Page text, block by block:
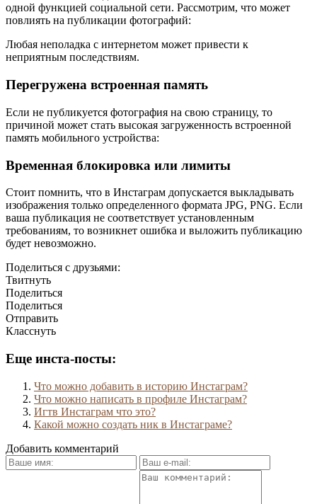
одной функцией социальной сети. Рассмотрим, что может
повлиять на публикации фотографий:
Любая неполадка с интернетом может привести к
неприятным последствиям.
Перегружена встроенная память
Если не публикуется фотография на свою страницу, то
причиной может стать высокая загруженность встроенной
память мобильного устройства:
Временная блокировка или лимиты
Стоит помнить, что в Инстаграм допускается выкладывать
изображения только определенного формата JPG, PNG. Если
ваша публикация не соответствует установленным
требованиям, то возникнет ошибка и выложить публикацию
будет невозможно.
Поделиться с друзьями:
Твитнуть
Поделиться
Поделиться
Отправить
Класснуть
Еще инста-посты:
Что можно добавить в историю Инстаграм?
Что можно написать в профиле Инстаграм?
Игтв Инстаграм что это?
Какой можно создать ник в Инстаграме?
Добавить комментарий